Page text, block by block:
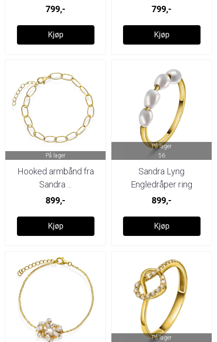
799,-
Kjøp
799,-
Kjøp
På lager
Hooked armbånd fra
Sandra ...
899,-
Kjøp
På lager
56
Sandra Lyng
Engledråper ring
899,-
Kjøp
På lager